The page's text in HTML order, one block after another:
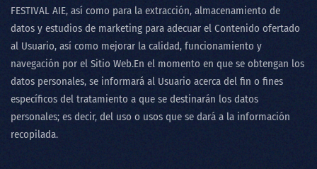
FESTIVAL AIE, así como para la extracción, almacenamiento de
datos y estudios de marketing para adecuar el Contenido ofertado
al Usuario, así como mejorar la calidad, funcionamiento y
navegación por el Sitio Web.En el momento en que se obtengan los
datos personales, se informará al Usuario acerca del fin o fines
específicos del tratamiento a que se destinarán los datos
personales; es decir, del uso o usos que se dará a la información
recopilada.